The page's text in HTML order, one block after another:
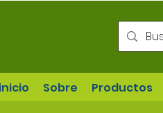
Sobre Productos